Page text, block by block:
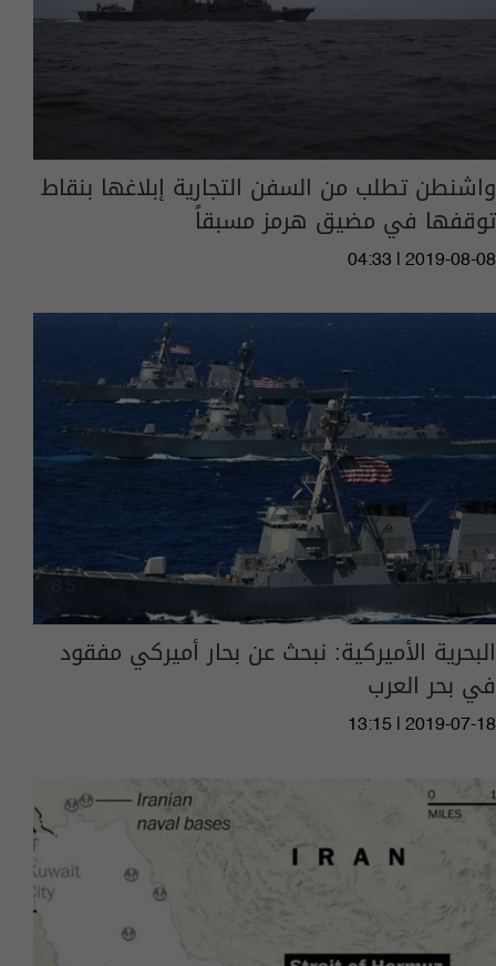
واشنطن تطلب من السفن التجارية إبلاغها بنقاط
توقفها في مضيق هرمز مسبقاً
04:33 | 2019-08-08
البحرية الأميركية: نبحث عن بحار أميركي مفقود
في بحر العرب
13:15 | 2019-07-18